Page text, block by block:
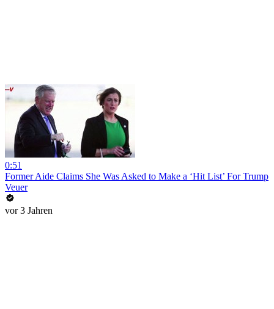
0:51
Former Aide Claims She Was Asked to Make a ‘Hit List’ For Trump
Veuer
vor 3 Jahren